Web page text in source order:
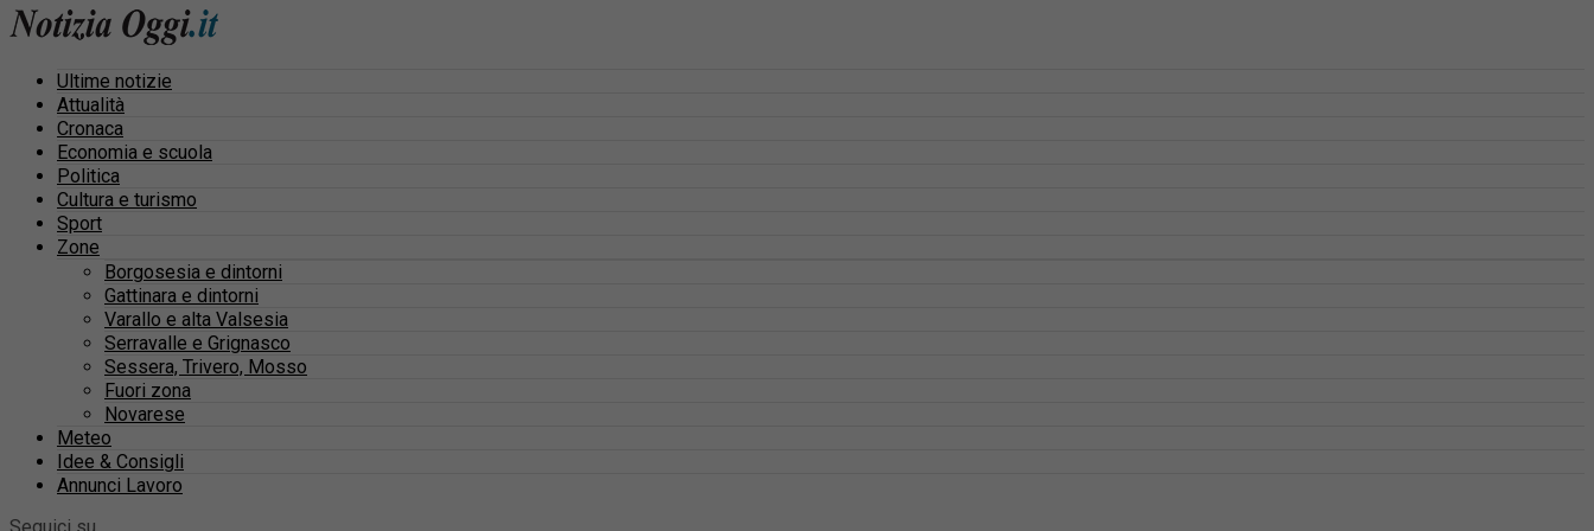
Ultime notizie
Attualità
Cronaca
Economia e scuola
Politica
Cultura e turismo
Sport
Zone
Borgosesia e dintorni
Gattinara e dintorni
Varallo e alta Valsesia
Serravalle e Grignasco
Sessera, Trivero, Mosso
Fuori zona
Novarese
Meteo
Idee & Consigli
Annunci Lavoro